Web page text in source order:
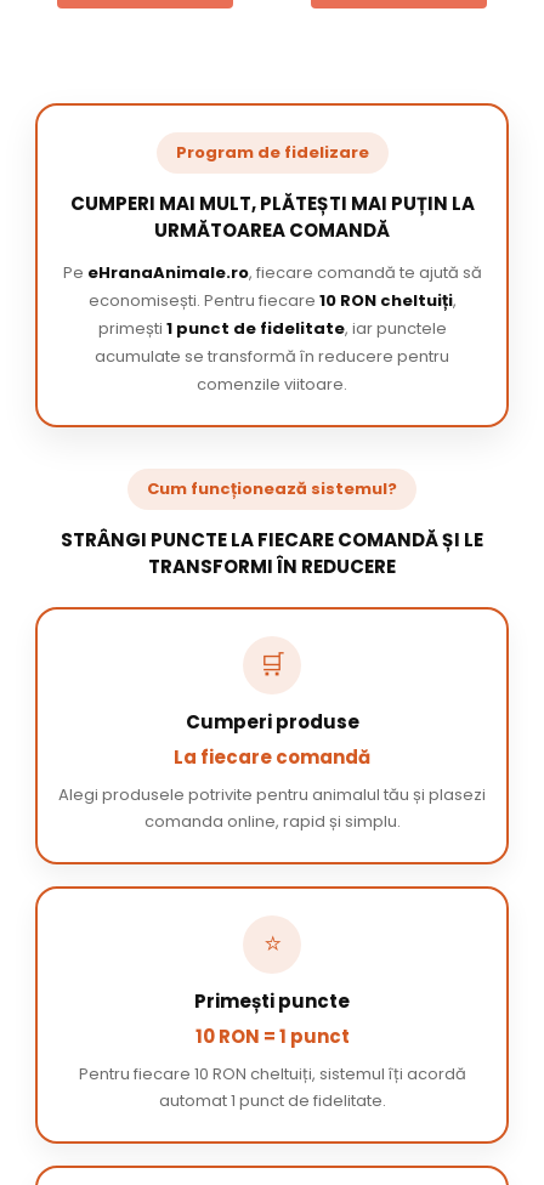
Program de fidelizare
CUMPERI MAI MULT, PLĂTEȘTI MAI PUȚIN LA
URMĂTOAREA COMANDĂ
Pe eHranaAnimale.ro, fiecare comandă te ajută să
economisești. Pentru fiecare 10 RON cheltuiți,
primești 1 punct de fidelitate, iar punctele
acumulate se transformă în reducere pentru
comenzile viitoare.
Cum funcționează sistemul?
STRÂNGI PUNCTE LA FIECARE COMANDĂ ȘI LE
TRANSFORMI ÎN REDUCERE
🛒
Cumperi produse
La fiecare comandă
Alegi produsele potrivite pentru animalul tău și plasezi
comanda online, rapid și simplu.
⭐
Primești puncte
10 RON = 1 punct
Pentru fiecare 10 RON cheltuiți, sistemul îți acordă
automat 1 punct de fidelitate.